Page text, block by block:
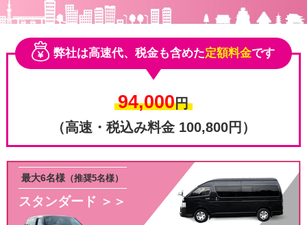
弊社は高速代、税金も含めた定額料金です
94,000円
（高速・税込み料金 100,800円）
スタンダード ＞＞
最大6名様 （推奨5名様）